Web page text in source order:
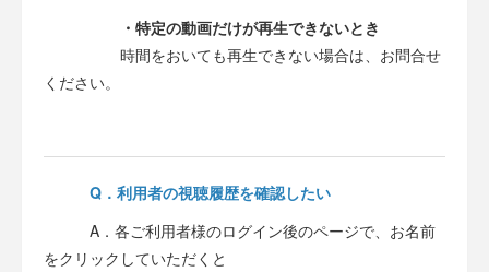
・特定の動画だけが再生できないとき
時間をおいても再生できない場合は、お問合せ
ください。
Q． 利用者の視聴履歴を確認したい
A．各ご利用者様のログイン後のページで、お名前
をクリックしていただくと